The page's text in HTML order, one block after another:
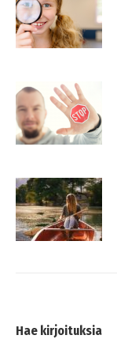
Hae kirjoituksia